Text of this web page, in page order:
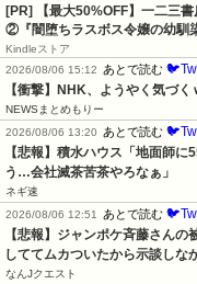
[PR] 【最大50%OFF】一二三
②『闇堕ちラスボス令嬢の幼馴
Kindleストア
2026/08/06 15:12
あとで読む
【衝撃】NHK、ようやく気づ
NEWSまとめもりー
2026/08/06 13:20
あとで読む
【悲報】積水ハウス「地面師
う…会社滅茶苦茶やろなぁ」
ネギ速
2026/08/06 12:51
あとで読む
【悲報】ジャンポケ斉藤さん
しててムカついたから示談しな
なんJクエスト